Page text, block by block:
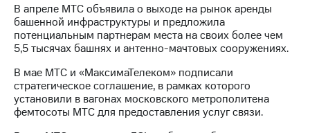
секретарь
Раскрытие
информации
Информация
акционерам
Документы
ПАО
"МТС"
Собрания
В апреле МТС объявила о выходе на рынок аренды
башенной инфраструктуры и предложила
потенциальным партнерам места на своих более чем
5,5 тысячах башнях и антенно-мачтовых сооружениях.
В мае МТС и «МаксимаТелеком» подписали
стратегическое соглашение, в рамках которого
установили в вагонах московского метрополитена
фемтосоты МТС для предоставления услуг связи.